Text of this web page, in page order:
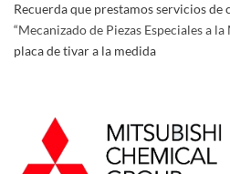
Recuerda que prestamos servicios de
“Mecanizado de Piezas Especiales a la
placa de tivar a la medida